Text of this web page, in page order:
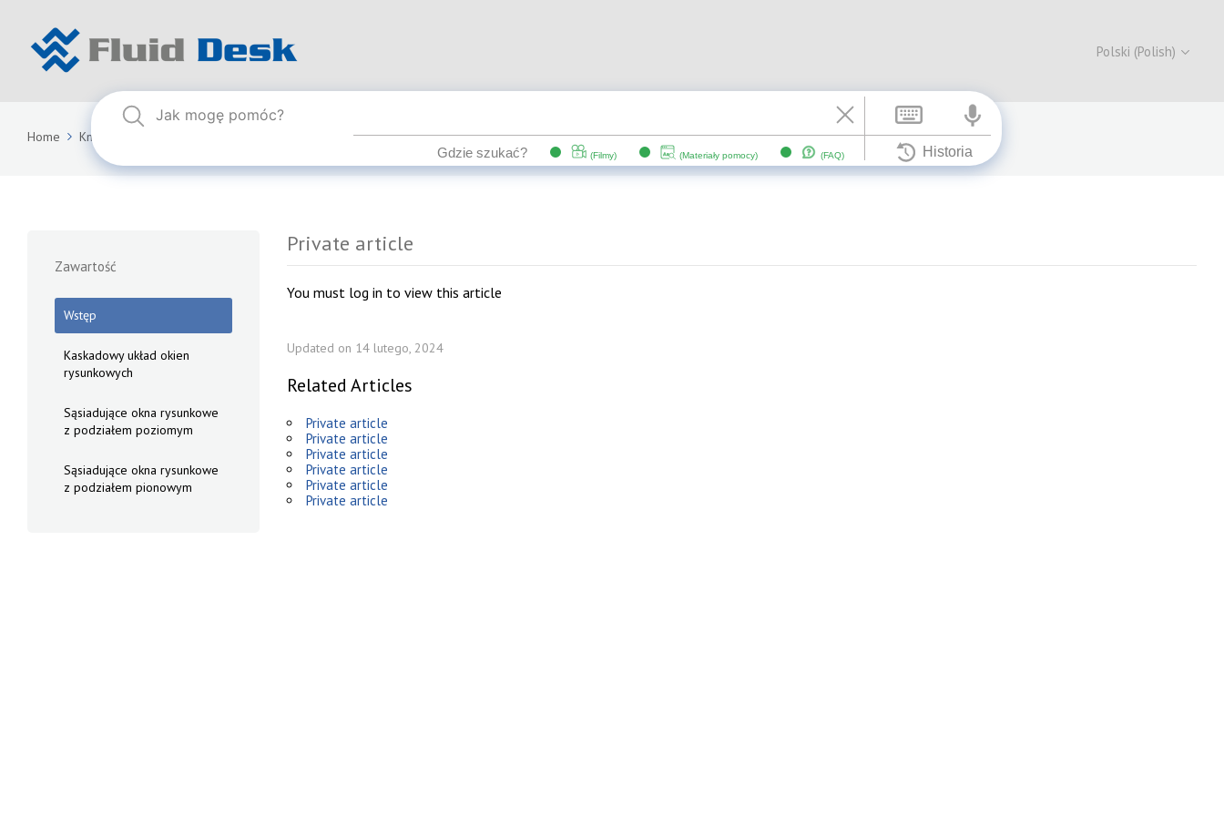
Polski (Polish)
Home Knowledge Base Private article
Zawartość
Wstęp
Kaskadowy układ okien
rysunkowych
Sąsiadujące okna rysunkowe
z podziałem poziomym
Sąsiadujące okna rysunkowe
z podziałem pionowym
Private article
You must log in to view this article
Updated on 14 lutego, 2024
Related Articles
Private article
Private article
Private article
Private article
Private article
Private article